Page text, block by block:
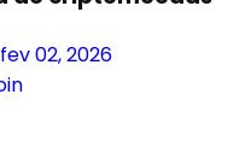
fev 02, 2026